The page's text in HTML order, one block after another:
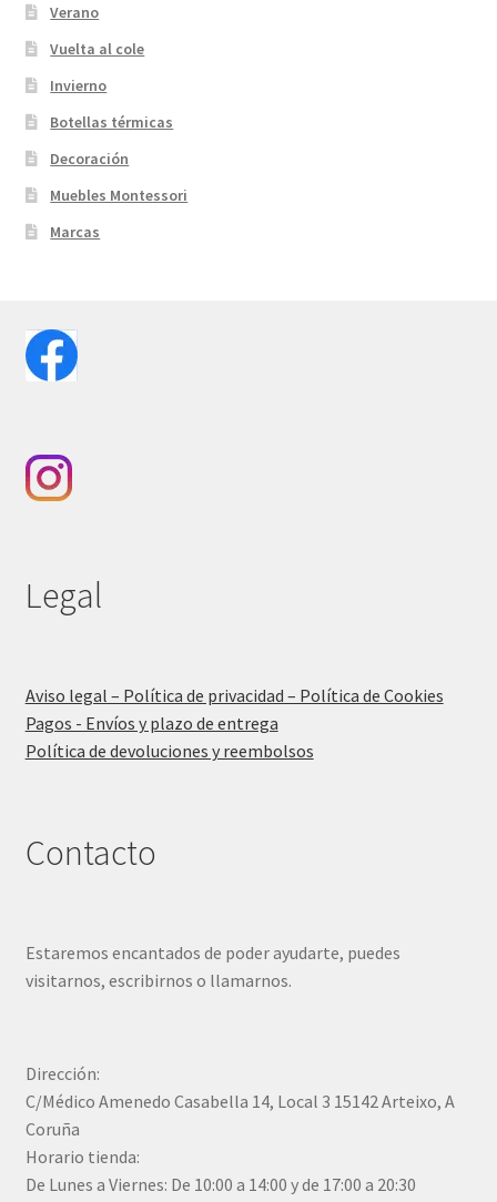
Verano
Vuelta al cole
Invierno
Botellas térmicas
Decoración
Muebles Montessori
Marcas
Legal
Aviso legal – Política de privacidad – Política de Cookies
Pagos - Envíos y plazo de entrega
Política de devoluciones y reembolsos
Contacto
Estaremos encantados de poder ayudarte, puedes
visitarnos, escribirnos o llamarnos.
Dirección:
C/Médico Amenedo Casabella 14, Local 3 15142 Arteixo, A
Coruña
Horario tienda:
De Lunes a Viernes: De 10:00 a 14:00 y de 17:00 a 20:30